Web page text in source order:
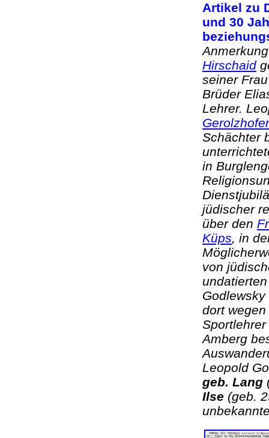
Artikel zu
und 30
Hirschaid
seiner
Brüder
Lehrer.
Schächter
in
jüdischer
über den
Küps, in
von
dort
Amberg
Leopold
geb. Lang
Ilse (geb.